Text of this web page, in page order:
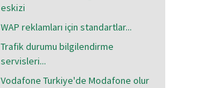
eskizi
WAP reklamları için standartlar...
Trafik durumu bilgilendirme
servisleri...
Vodafone Turkiye'de Modafone olur